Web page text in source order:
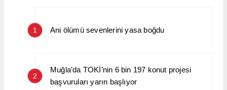
1 Ani ölümü sevenlerini yasa boğdu
2
Muğla’da TOKİ’nin 6 bin 197 konut projesi
başvuruları yarın başlıyor